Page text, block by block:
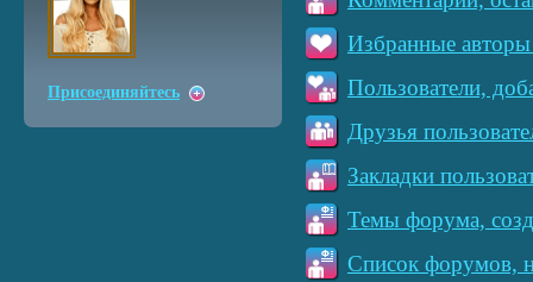
Избранные авторы
Пользователи,
Друзья
Закладки
Темы форума,
Список форумов,
Присоединяйтесь